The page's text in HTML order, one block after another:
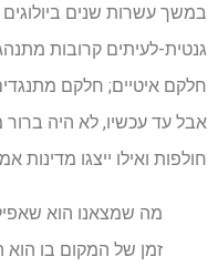
במשך עשרות שנים ביולוגים
גנטית-לעיתים קרובות
חלקם איטיים; חלקם
אבל עד עכשיו, לא היה ברור
חולפות ואילו ייצגו מדינות
מה שמצאנו הוא
זמן של המקום בו